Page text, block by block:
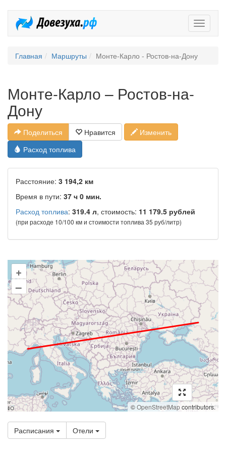
Главная Маршруты Монте-Карло - Ростов-на-Дону
Монте-Карло – Ростов-на-
Дону
Поделиться Нравится
Изменить
Расход топлива
Расстояние: 3 194,2 км
Время в пути: 37 ч 0 мин.
Расход топлива: 319.4 л, стоимость: 11 179.5 рублей
(при расходе 10/100 км и стоимости топлива 35 руб/литр)
+
–
©OpenStreetMapcontributors.
Расписания Отели